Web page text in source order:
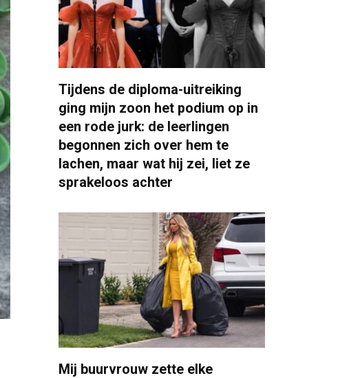
Tijdens de diploma-uitreiking
ging mijn zoon het podium op in
een rode jurk: de leerlingen
begonnen zich over hem te
lachen, maar wat hij zei, liet ze
sprakeloos achter
Mij buurvrouw zette elke